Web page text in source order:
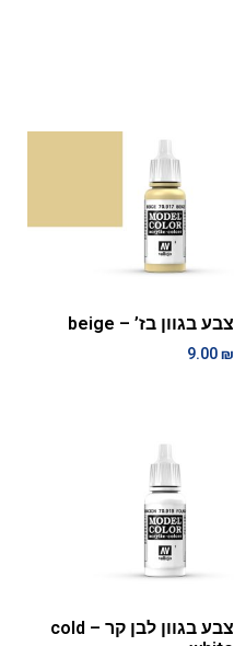
צבע בגוון בז’ – beige
9.00₪
צבע בגוון לבן קר – cold